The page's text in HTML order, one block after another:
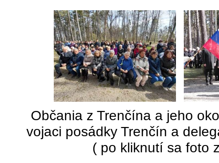
Občania z Trenčína a jeho
vojaci posádky Trenčín a
( po kliknutí sa foto